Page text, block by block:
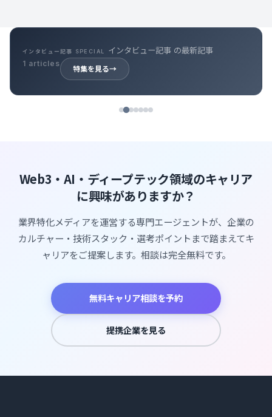
キャリア記事 SPECIAL キャリア記事 の最新記事
39 articles
特集を見る→
Web3・AI・ディープテック領域のキャリア
に興味がありますか？
業界特化メディアを運営する専門エージェントが、企業の
カルチャー・技術スタック・選考ポイントまで踏まえてキ
ャリアをご提案します。相談は完全無料です。
無料キャリア相談を予約
提携企業を見る